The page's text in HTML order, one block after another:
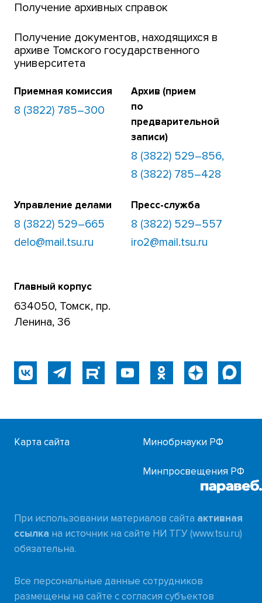
Получение архивных справок
Получение документов, находящихся в
архиве Томского государственного
университета
Приемная комиссия
8 (3822) 785–300
Архив (прием
по
предварительной
записи)
8 (3822) 529–856,
8 (3822) 785–428
Управление делами
8 (3822) 529–665
delo@mail.tsu.ru
Пресс-служба
8 (3822) 529–557
iro2@mail.tsu.ru
Главный корпус
634050, Томск, пр.
Ленина, 36
Карта сайта Минобрнауки РФ
Минпросвещения РФ
При использовании материалов сайта активная
ссылка на источник на сайте НИ ТГУ (www.tsu.ru)
обязательна.
Все персональные данные сотрудников
размещены на сайте с согласия субъектов